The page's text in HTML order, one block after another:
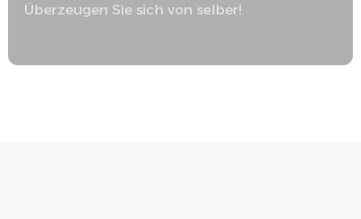
Überzeugen Sie sich von selber!